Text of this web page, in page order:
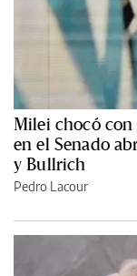
Milei chocó con
en el Senado
y Bullrich
Pedro Lacour